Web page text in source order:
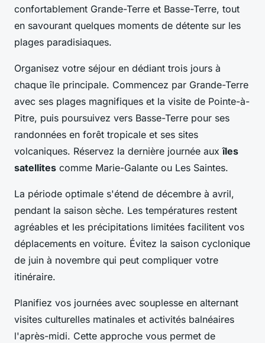
confortablement Grande-Terre et Basse-Terre, tout
en savourant quelques moments de détente sur les
plages paradisiaques.
Organisez votre séjour en dédiant trois jours à
chaque île principale. Commencez par Grande-Terre
avec ses plages magnifiques et la visite de Pointe-à-
Pitre, puis poursuivez vers Basse-Terre pour ses
randonnées en forêt tropicale et ses sites
volcaniques. Réservez la dernière journée auxîles
satellites comme Marie-Galante ou Les Saintes.
La période optimale s'étend de décembre à avril,
pendant la saison sèche. Les températures restent
agréables et les précipitations limitées facilitent vos
déplacements en voiture. Évitez la saison cyclonique
de juin à novembre qui peut compliquer votre
itinéraire.
Planifiez vos journées avec souplesse en alternant
visites culturelles matinales et activités balnéaires
l'après-midi. Cette approche vous permet de